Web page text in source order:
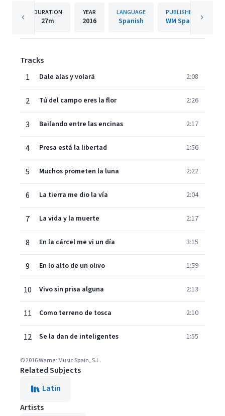
DURATION
27m
YEAR
2016
LANGUAGE
Spanish
PUBLISHER
WM Spain
Tracks
1
Dale alas y volará 2:08
2 Tú del campo eres la flor 2:26
3 Bailando entre las encinas 2:17
4 Presa está la libertad 1:56
5 Muchos prometen la luna 2:22
6 La tierra me dio la vía 2:04
7 La vida y la muerte 2:17
8 En la cárcel me vi un día 3:15
9 En lo alto de un olivo 1:59
10 Vivo sin prisa alguna 2:13
11 Como terreno de tosca 2:10
12 Se la dan de inteligentes 1:55
© 2016 Warner Music Spain, S.L.
Related Subjects
Latin
Artists